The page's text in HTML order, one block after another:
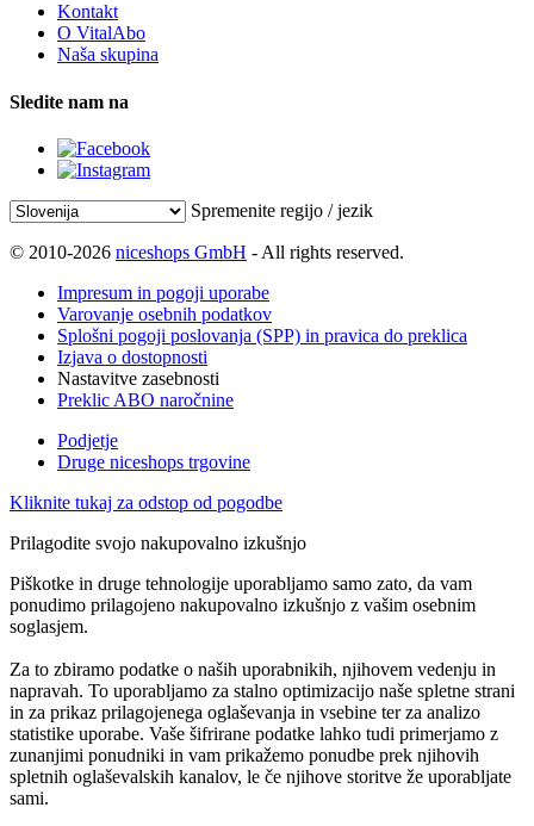
Kontakt
O VitalAbo
Naša skupina
Sledite nam na
Spremenite regijo / jezik
© 2010-2026 niceshops GmbH - All rights reserved.
Impresum in pogoji uporabe
Varovanje osebnih podatkov
Splošni pogoji poslovanja (SPP) in pravica do preklica
Izjava o dostopnosti
Nastavitve zasebnosti
Preklic ABO naročnine
Podjetje
Druge niceshops trgovine
Kliknite tukaj za odstop od pogodbe
Prilagodite svojo nakupovalno izkušnjo
Piškotke in druge tehnologije uporabljamo samo zato, da vam
ponudimo prilagojeno nakupovalno izkušnjo z vašim osebnim
soglasjem.
Za to zbiramo podatke o naših uporabnikih, njihovem vedenju in
napravah. To uporabljamo za stalno optimizacijo naše spletne strani
in za prikaz prilagojenega oglaševanja in vsebine ter za analizo
statistike uporabe. Vaše šifrirane podatke lahko tudi primerjamo z
zunanjimi ponudniki in vam prikažemo ponudbe prek njihovih
spletnih oglaševalskih kanalov, le če njihove storitve že uporabljate
sami.